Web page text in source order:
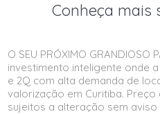
Conheça mais
O SEU PRÓXIMO GRANDIOSO
investimento inteligente onde
e 2Q com alta demanda de
valorização em Curitiba.
sujeitos a alteração sem aviso